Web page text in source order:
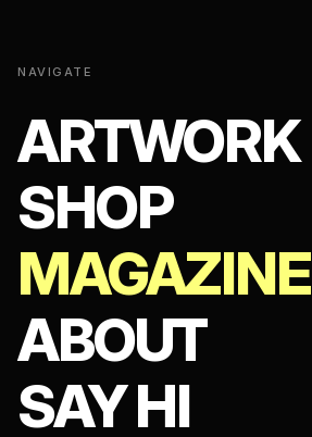
23
Una
misma
obsesión
NAVIGATE
ARTWORK
SHOP
MAGAZINE
ABOUT
SAY HI